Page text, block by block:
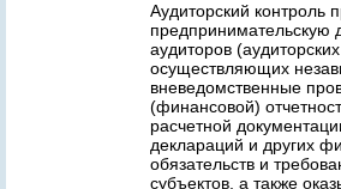
Аудиторский контроль
предпринимательскую
аудиторов
осуществляющих
вневедомственные
(финансовой)
расчетной
деклараций и других
обязательств и
субъектов, а также